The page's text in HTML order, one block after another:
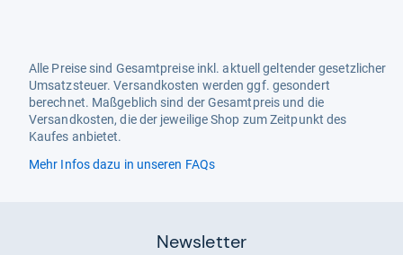
Alle Preise sind Gesamtpreise inkl. aktuell geltender gesetzlicher
Umsatzsteuer. Versandkosten werden ggf. gesondert
berechnet. Maßgeblich sind der Gesamtpreis und die
Versandkosten, die der jeweilige Shop zum Zeitpunkt des
Kaufes anbietet.
Mehr Infos dazu in unseren FAQs
Newsletter